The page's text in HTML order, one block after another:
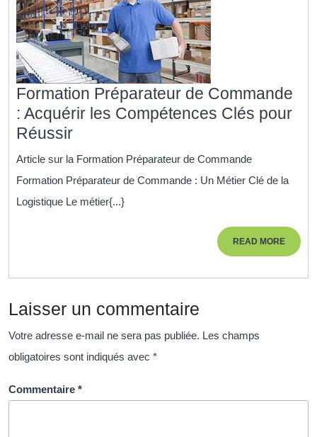
Formation Préparateur de Commande
: Acquérir les Compétences Clés pour
RéussirFormation
Préparateur
de
Commande
:
pour
Réussir
Article sur la Formation Préparateur de Commande
Formation Préparateur de Commande : Un Métier Clé de la
Logistique Le métier{...}
READ MOREREAD
MORE
Laisser un commentaire
Votre adresse e-mail ne sera pas publiée. Les champs
obligatoires sont indiqués avec *
Commentaire *